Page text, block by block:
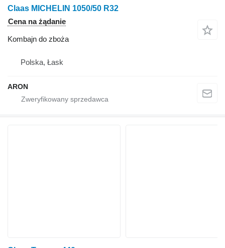
Claas MICHELIN 1050/50 R32
Cena na żądanie
Kombajn do zboża
Polska, Łask
ARON